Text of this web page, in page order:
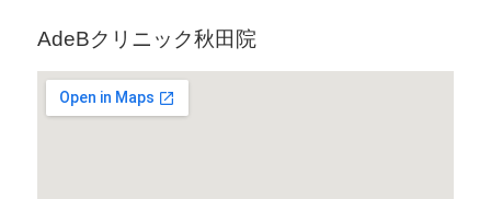
AdeBクリニック秋田院